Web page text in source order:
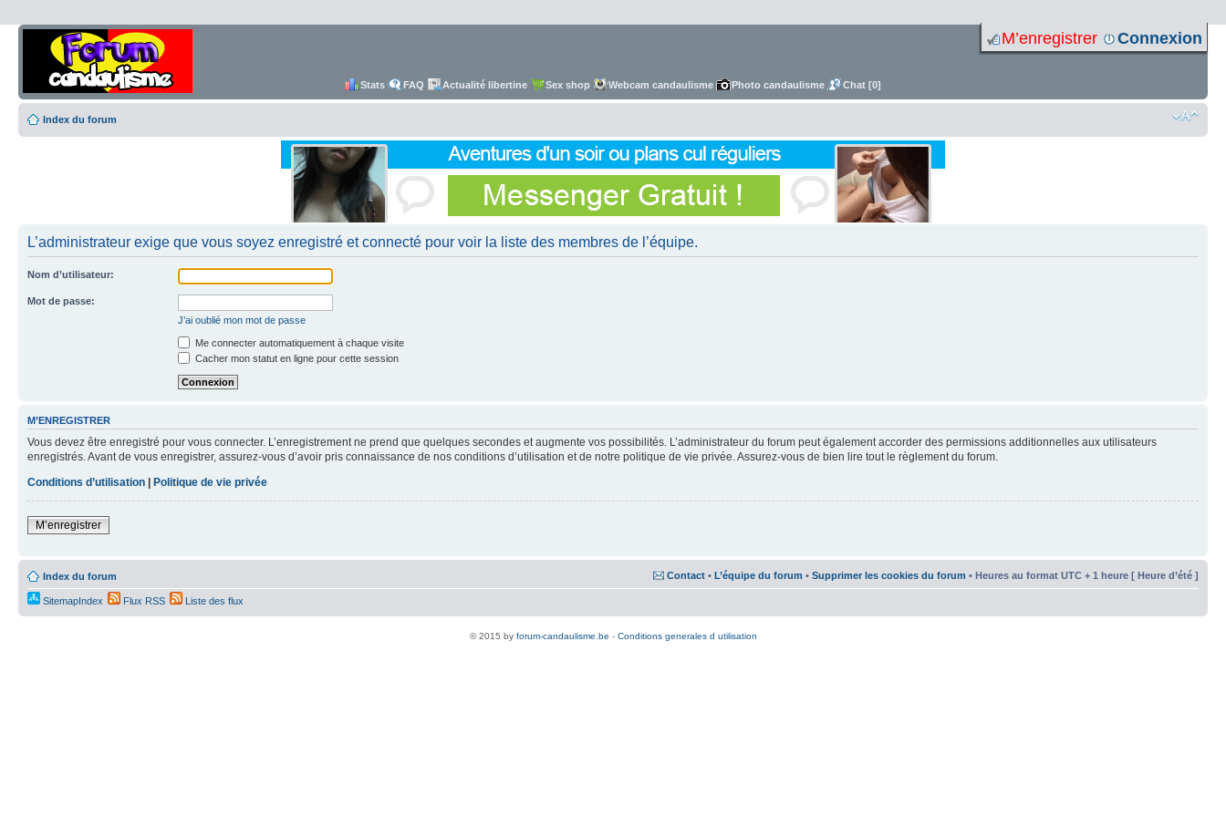
M’enregistrer Connexion
Stats FAQ Actualité libertine Sex shop Webcam candaulisme Photo candaulisme Chat [0]
Index du forum
L’administrateur exige que vous soyez enregistré et connecté pour voir la liste des membres de l’équipe.
Nom d’utilisateur:
Mot de passe:
J’ai oublié mon mot de passe
Me connecter automatiquement à chaque visite
Cacher mon statut en ligne pour cette session
M’ENREGISTRER
Vous devez être enregistré pour vous connecter. L’enregistrement ne prend que quelques secondes et augmente vos possibilités. L’administrateur du forum peut également accorder des permissions additionnelles aux utilisateurs
enregistrés. Avant de vous enregistrer, assurez-vous d’avoir pris connaissance de nos conditions d’utilisation et de notre politique de vie privée. Assurez-vous de bien lire tout le règlement du forum.
Conditions d’utilisation | Politique de vie privée
M’enregistrer
Index du forum Contact • L’équipe du forum • Supprimer les cookies du forum • Heures au format UTC + 1 heure [ Heure d’été ]
SitemapIndex Flux RSS Liste des flux
© 2015 by forum-candaulisme.be - Conditions generales d utilisation